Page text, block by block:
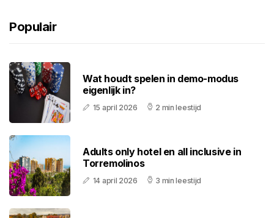
Populair
Wat houdt spelen in demo-modus
eigenlijk in?
15 april 2026 2 min leestijd
Adults only hotel en all inclusive in
Torremolinos
14 april 2026 3 min leestijd